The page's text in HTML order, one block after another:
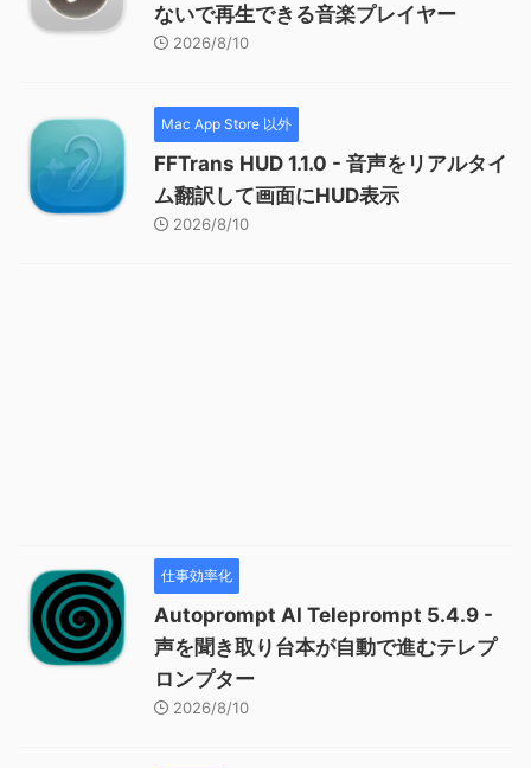
ないで再生できる音楽プレイヤー
2026/8/10
Mac App Store 以外
FFTrans HUD 1.1.0 - 音声をリアルタイ
ム翻訳して画面にHUD表示
2026/8/10
仕事効率化
Autoprompt AI Teleprompt 5.4.9 -
声を聞き取り台本が自動で進むテレプ
ロンプター
2026/8/10